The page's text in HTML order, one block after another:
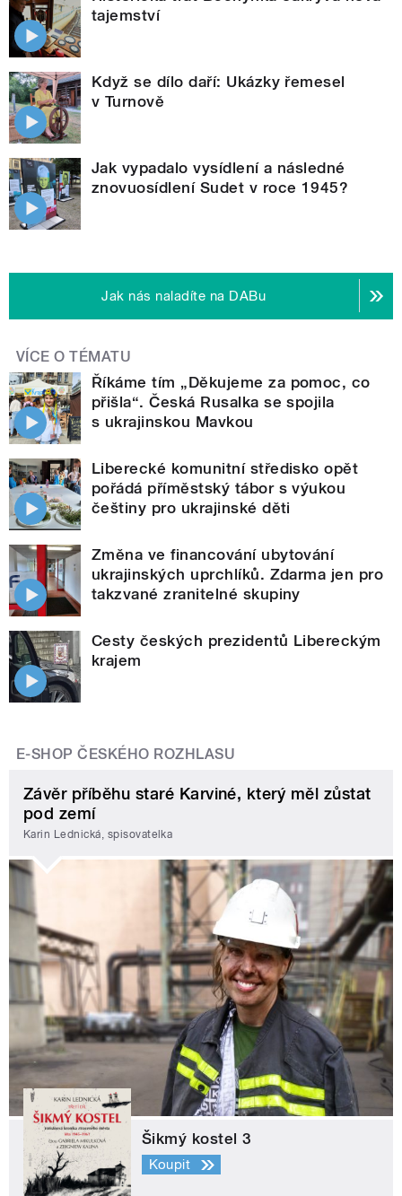
tajemství
Když se dílo daří: Ukázky řemesel
v Turnově
Jak vypadalo vysídlení a následné
znovuosídlení Sudet v roce 1945?
Jak nás naladíte na DABu
VÍCE O TÉMATU
Říkáme tím „Děkujeme za pomoc, co
přišla“. Česká Rusalka se spojila
s ukrajinskou Mavkou
Liberecké komunitní středisko opět
pořádá příměstský tábor s výukou
češtiny pro ukrajinské děti
Změna ve financování ubytování
ukrajinských uprchlíků. Zdarma jen pro
takzvané zranitelné skupiny
Cesty českých prezidentů Libereckým
krajem
E-SHOP ČESKÉHO ROZHLASU
Závěr příběhu staré Karviné, který měl zůstat
pod zemí
Karin Lednická, spisovatelka
Šikmý kostel 3
Koupit